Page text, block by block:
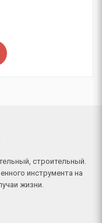
строительный.
инструмента на
жизни.